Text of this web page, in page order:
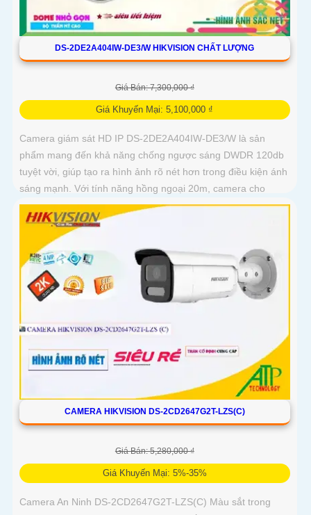
DS-2DE2A404IW-DE3/W HIKVISION CHẤT LƯỢNG
Giá Bán: 7,300,000 ₫
Giá Khuyến Mại: 5,100,000 ₫
Camera giám sát HD IP DS-2DE2A404IW-DE3/W là sản
phẩm mang đến khả năng chống ngược sáng DWDR 120db
tuyệt vời, giúp tạo ra hình ảnh rõ nét hơn trong điều kiện ánh
sáng mạnh. Với tính năng hồng ngoại 20m, camera cho
phép giám sát ban đêm một cách dễ dàng
CAMERA HIKVISION DS-2CD2647G2T-LZS(C)
Giá Bán: 5,280,000 ₫
Giá Khuyến Mại: 5%-35%
Camera An Ninh DS-2CD2647G2T-LZS(C) Màu sắt trong